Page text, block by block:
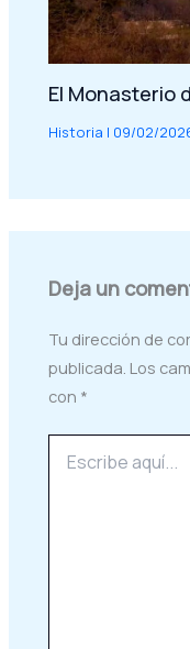
El Monasterio
Historia | 09/02/
Deja un
Tu dirección de
publicada. Los
con *
aquí...